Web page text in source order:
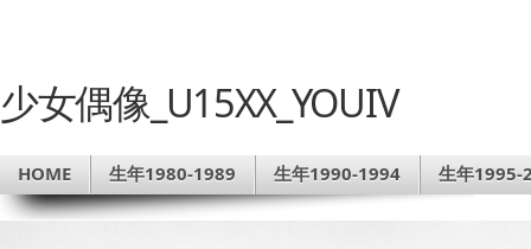
少女偶像_U15XX_YOUIV
HOME 生年1980-1989 生年1990-1994 生年1995-